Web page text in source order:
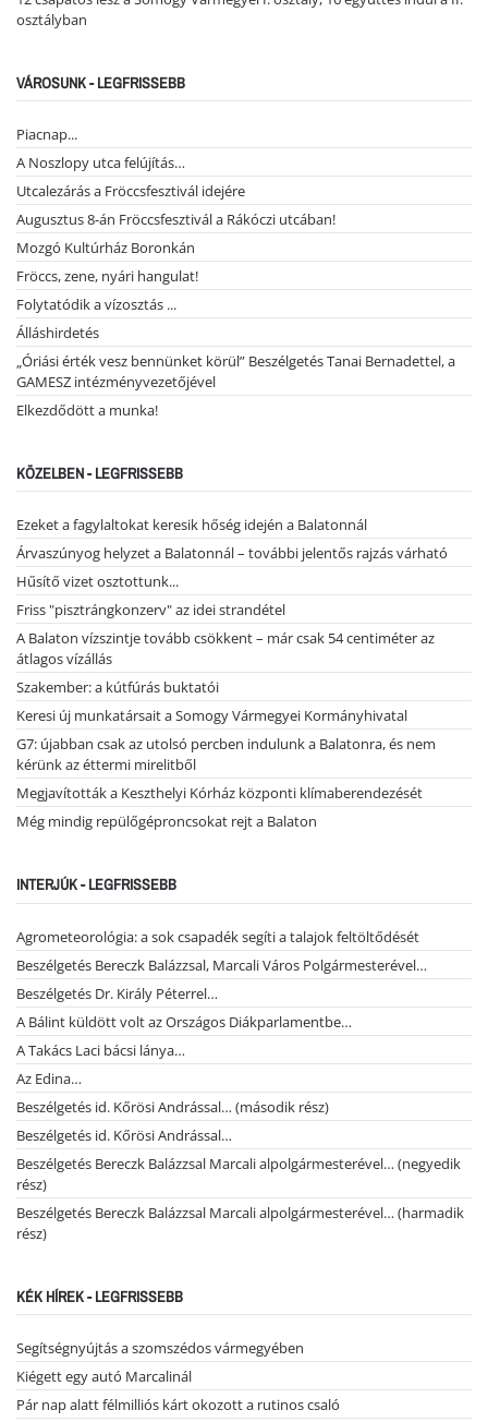
osztályban
VÁROSUNK - LEGFRISSEBB
Piacnap...
A Noszlopy utca felújítás…
Utcalezárás a Fröccsfesztivál idejére
Augusztus 8-án Fröccsfesztivál a Rákóczi utcában!
Mozgó Kultúrház Boronkán
Fröccs, zene, nyári hangulat!
Folytatódik a vízosztás ...
Álláshirdetés
„Óriási érték vesz bennünket körül” Beszélgetés Tanai Bernadettel, a
GAMESZ intézményvezetőjével
Elkezdődött a munka!
KÖZELBEN - LEGFRISSEBB
Ezeket a fagylaltokat keresik hőség idején a Balatonnál
Árvaszúnyog helyzet a Balatonnál – további jelentős rajzás várható
Hűsítő vizet osztottunk...
Friss "pisztrángkonzerv" az idei strandétel
A Balaton vízszintje tovább csökkent – már csak 54 centiméter az
átlagos vízállás
Szakember: a kútfúrás buktatói
Keresi új munkatársait a Somogy Vármegyei Kormányhivatal
G7: újabban csak az utolsó percben indulunk a Balatonra, és nem
kérünk az éttermi mirelitből
Megjavították a Keszthelyi Kórház központi klímaberendezését
Még mindig repülőgéproncsokat rejt a Balaton
INTERJÚK - LEGFRISSEBB
Agrometeorológia: a sok csapadék segíti a talajok feltöltődését
Beszélgetés Bereczk Balázzsal, Marcali Város Polgármesterével…
Beszélgetés Dr. Király Péterrel…
A Bálint küldött volt az Országos Diákparlamentbe…
A Takács Laci bácsi lánya…
Az Edina…
Beszélgetés id. Kőrösi Andrással… (második rész)
Beszélgetés id. Kőrösi Andrással…
Beszélgetés Bereczk Balázzsal Marcali alpolgármesterével… (negyedik
rész)
Beszélgetés Bereczk Balázzsal Marcali alpolgármesterével… (harmadik
rész)
KÉK HÍREK - LEGFRISSEBB
Segítségnyújtás a szomszédos vármegyében
Kiégett egy autó Marcalinál
Pár nap alatt félmilliós kárt okozott a rutinos csaló